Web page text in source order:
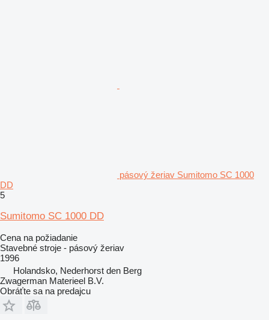
pásový žeriav Sumitomo SC 1000
DD
5
Sumitomo SC 1000 DD
Cena na požiadanie
Stavebné stroje - pásový žeriav
1996
Holandsko, Nederhorst den Berg
Zwagerman Materieel B.V.
Obráťte sa na predajcu